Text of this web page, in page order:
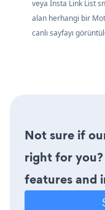
veya Insta Link List
alan herhangi bir
canlı sayfayı
Not sure if
right for
features and